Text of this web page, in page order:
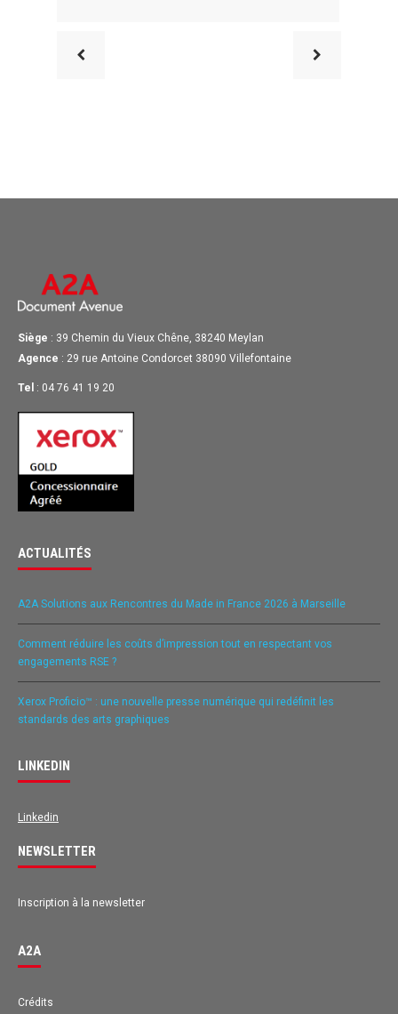
Siège : 39 Chemin du Vieux Chêne, 38240 Meylan
Agence : 29 rue Antoine Condorcet 38090 Villefontaine
Tel : 04 76 41 19 20
ACTUALITÉS
A2A Solutions aux Rencontres du Made in France 2026 à Marseille
Comment réduire les coûts d’impression tout en respectant vos
engagements RSE ?
Xerox Proficio™ : une nouvelle presse numérique qui redéfinit les
standards des arts graphiques
LINKEDIN
Linkedin
NEWSLETTER
Inscription à la newsletter
A2A
Crédits